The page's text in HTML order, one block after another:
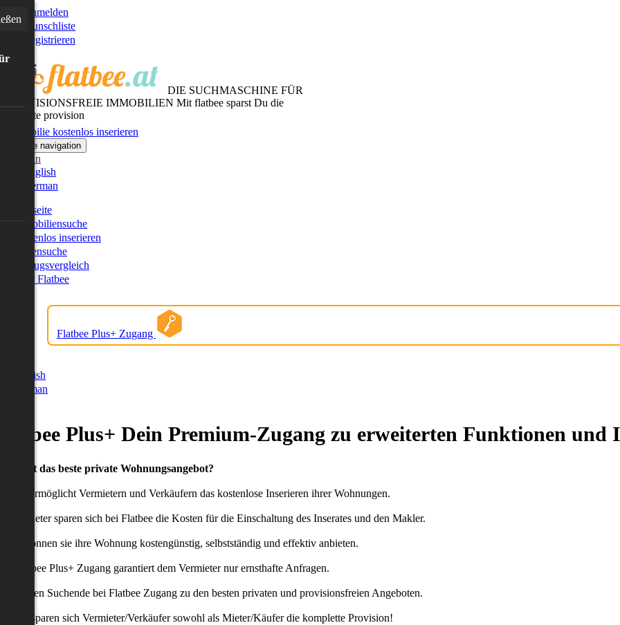
Anmelden
Wunschliste
Registrieren
DIE SUCHMASCHINE FÜR
PROVISIONSFREIE IMMOBILIEN Mit flatbee sparst Du die
gesamte provision
Immobilie kostenlos inserieren
Toggle navigation
German
English
German
Startseite
Immobiliensuche
Kostenlos inserieren
Kartensuche
Umzugsvergleich
Über Flatbee
Flatbee Plus+ Zugang
English
German
Plus+ Dein Premium-Zugang zu erweiterten Funktionen und
willst das beste private Wohnungsangebot?
ermöglicht Vermietern und Verkäufern das kostenlose Inserieren ihrer Wohnungen.
Anbieter sparen sich bei Flatbee die Kosten für die Einschaltung des Inserates und den Makler.
können sie ihre Wohnung kostengünstig, selbstständig und effektiv anbieten.
Flatbee Plus+ Zugang garantiert dem Vermieter nur ernsthafte Anfragen.
erhalten Suchende bei Flatbee Zugang zu den besten privaten und provisionsfreien Angeboten.
uns sparen sich Vermieter/Verkäufer sowohl als Mieter/Käufer die komplette Provision!